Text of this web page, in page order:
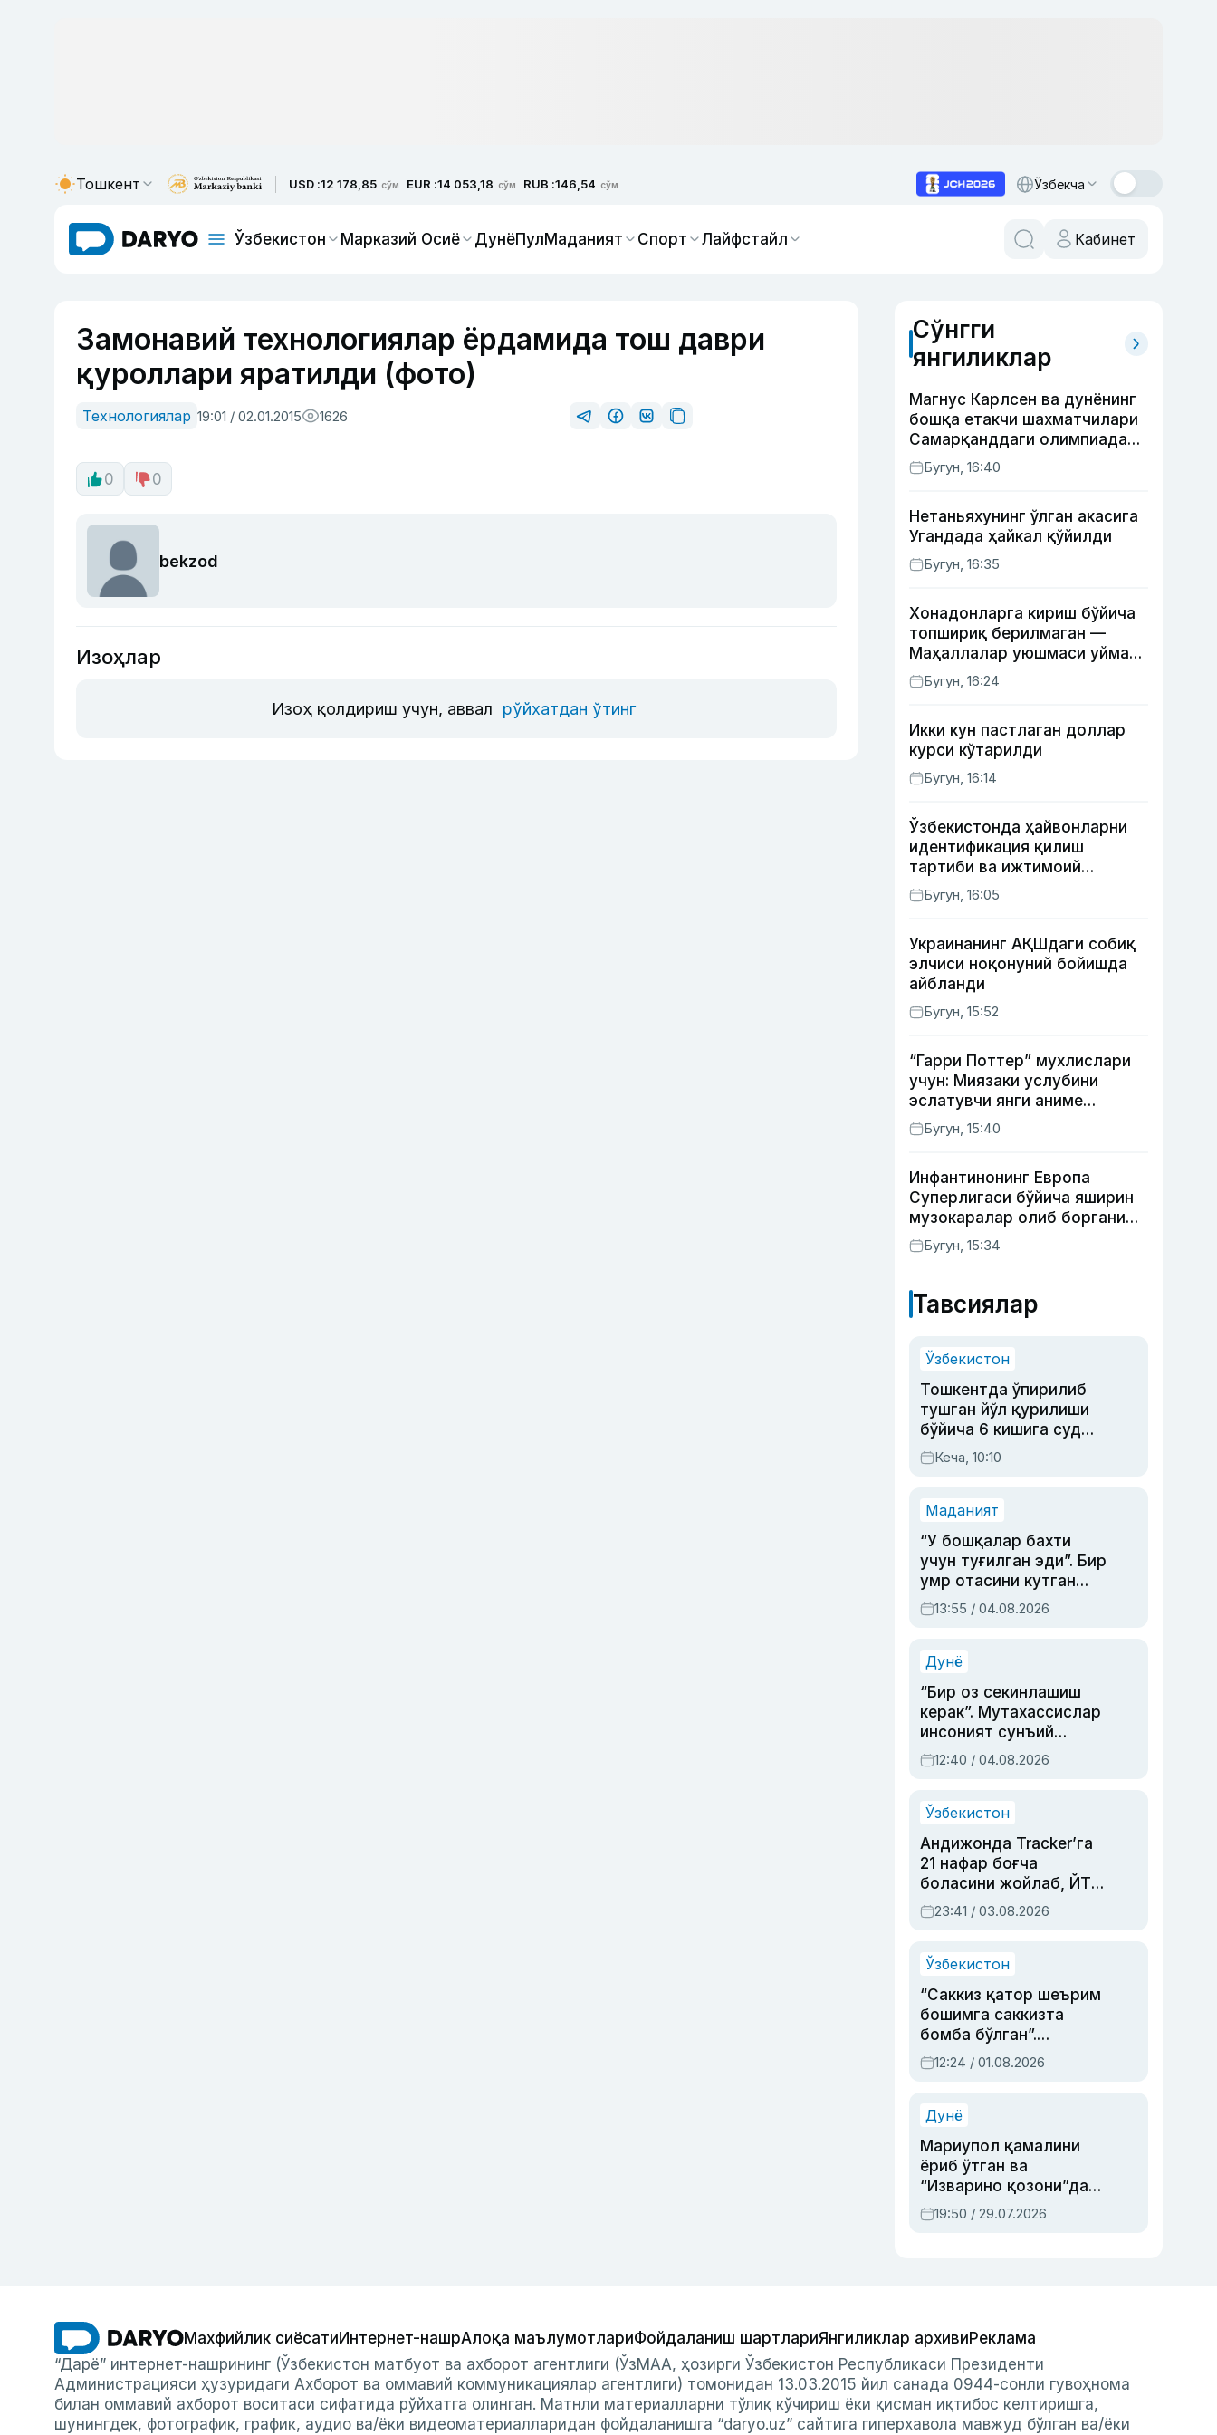
Тошкент USD :12 178,85 сўм EUR :14 053,18 сўм RUB :146,54 сўм Ўзбекча
Ўзбекистон Марказий Осиё ДунёПулМаданият Спорт Лайфстайл Кабинет
Замонавий технологиялар ёрдамида тош даври
қуроллари яратилди (фото)
Технологиялар 19:01 / 02.01.2015 1626
0 0
bekzod
Изоҳлар
Изоҳ қолдириш учун, аввал рўйхатдан ўтинг
Сўнгги
янгиликлар
Магнус Карлсен ва дунёнинг
бошқа етакчи шахматчилари
Самарқанддаги олимпиадани
ўтказиб юборади
Бугун, 16:40
Нетаньяхунинг ўлган акасига
Угандада ҳайкал қўйилди
Бугун, 16:35
Хонадонларга кириш бўйича
топшириқ берилмаган —
Маҳаллалар уюшмаси уйма-
уй юрган масъуллар ҳақида
Бугун, 16:24
Икки кун пастлаган доллар
курси кўтарилди
Бугун, 16:14
Ўзбекистонда ҳайвонларни
идентификация қилиш
тартиби ва ижтимоий
тармоқлардаги фейк
хабарларга изоҳ берилди
Бугун, 16:05
Украинанинг АҚШдаги собиқ
элчиси ноқонуний бойишда
айбланди
Бугун, 15:52
“Гарри Поттер” мухлислари
учун: Миязаки услубини
эслатувчи янги аниме
томошабинлар эътиборини
қозонмоқда
Бугун, 15:40
Инфантинонинг Европа
Суперлигаси бўйича яширин
музокаралар олиб боргани
фош бўлди
Бугун, 15:34
Тавсиялар
Ўзбекистон
Тошкентда ўпирилиб
тушган йўл қурилиши
бўйича 6 кишига суд
ҳукми ўқилди
Кеча, 10:10
Маданият
“У бошқалар бахти
учун туғилган эди”. Бир
умр отасини кутган
актриса ва дубльяж
устаси Римма
синовларга тўла ҳаёти
13:55 / 04.08.2026
Дунё
“Бир оз секинлашиш
керак”. Мутахассислар
инсоният сунъий
интеллектни бошқара
олмай қолишидан
12:40 / 04.08.2026
Ўзбекистон
Андижонда Tracker’га
21 нафар боғча
боласини жойлаб, ЙТҲ
содир этган аёлга суд
ҳукми ўқилди
23:41 / 03.08.2026
Ўзбекистон
“Саккиз қатор шеърим
бошимга саккизта
бомба бўлган”.
Абдулла Ориповни
сиёсий айбловлардан
12:24 / 01.08.2026
Дунё
Мариупол қамалини
ёриб ўтган ва
“Изварино қозони”дан
чиққан қаҳрамон —
Украина армияси бош
19:50 / 29.07.2026
Махфийлик сиёсатиИнтернет-нашрАлоқа маълумотлариФойдаланиш шартлариЯнгиликлар архивиРеклама
“Дарё” интернет-нашрининг (Ўзбекистон матбуот ва ахборот агентлиги (ЎзМАА, ҳозирги Ўзбекистон Республикаси Президенти
Администрацияси ҳузуридаги Ахборот ва оммавий коммуникациялар агентлиги) томонидан 13.03.2015 йил санада 0944-сонли гувоҳнома
билан оммавий ахборот воситаси сифатида рўйхатга олинган. Матнли материалларни тўлиқ кўчириш ёки қисман иқтибос келтиришга,
шунингдек, фотографик, график, аудио ва/ёки видеоматериалларидан фойдаланишга “daryo.uz” сайтига гиперхавола мавжуд бўлган ва/ёки